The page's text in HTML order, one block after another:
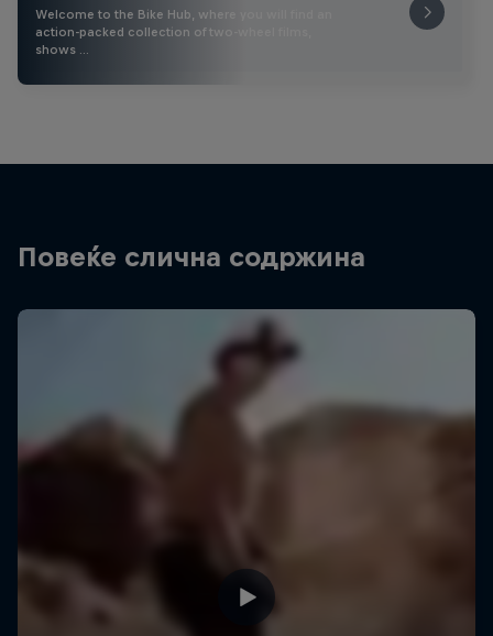
Welcome to the Bike Hub, where you will find an
action-packed collection of two-wheel films,
shows …
Повеќе слична содржина